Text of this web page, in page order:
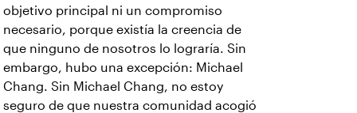
objetivo principal ni un compromiso
necesario, porque existía la creencia de
que ninguno de nosotros lo lograría. Sin
embargo, hubo una excepción: Michael
Chang. Sin Michael Chang, no estoy
seguro de que nuestra comunidad acogió